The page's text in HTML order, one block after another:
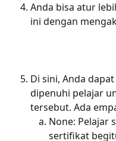
Anda bisa atur
ini dengan
Di sini, Anda
dipenuhi pelajar
tersebut. Ada
None: Pelajar
sertifikat